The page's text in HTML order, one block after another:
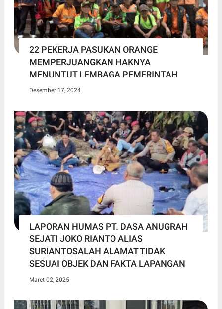
22 PEKERJA PASUKAN ORANGE
MEMPERJUANGKAN HAKNYA
MENUNTUT LEMBAGA PEMERINTAH
Desember 17, 2024
LAPORAN HUMAS PT. DASA ANUGRAH
SEJATI JOKO RIANTO ALIAS
SURIANTOSALAH ALAMAT TIDAK
SESUAI OBJEK DAN FAKTA LAPANGAN
Maret 02, 2025